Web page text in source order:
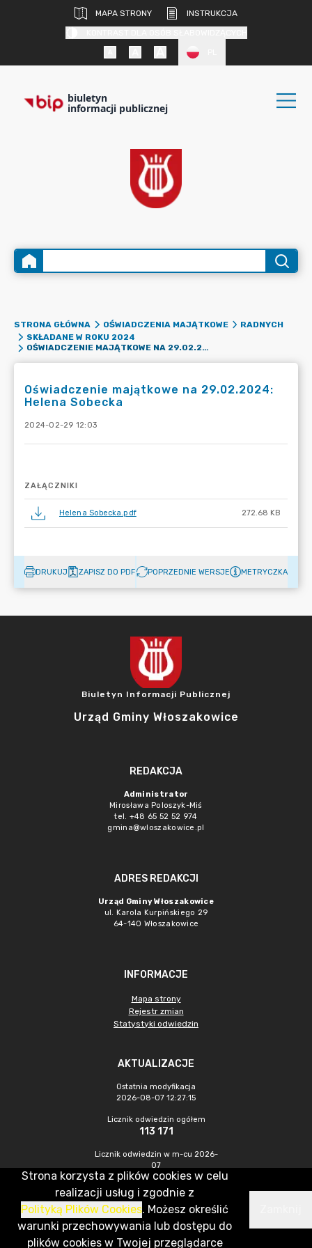
MAPA STRONY
INSTRUKCJA
biuletyn
informacji publicznej
STRONA GŁÓWNA OŚWIADCZENIA MAJĄTKOWE
RADNYCH
SKŁADANE W ROKU 2024
OŚWIADCZENIE MAJĄTKOWE NA 29.02.2024: HELENA SOBECKA
Oświadczenie majątkowe na 29.02.2024:
Helena Sobecka
2024-02-29 12:03
ZAŁĄCZNIKI
Helena Sobecka.pdf 272.68 KB
DRUKUJ ZAPISZ DO PDF POPRZEDNIE WERSJE METRYCZKA
Biuletyn Informacji Publicznej
Urząd Gminy Włoszakowice
REDAKCJA
Administrator
Mirosława Poloszyk-Miś
tel. +48 65 52 52 974
gmina@wloszakowice.pl
ADRES REDAKCJI
Urząd Gminy Włoszakowice
ul. Karola Kurpińskiego 29
64-140 Włoszakowice
INFORMACJE
Mapa strony
Rejestr zmian
Statystyki odwiedzin
AKTUALIZACJE
Ostatnia modyfikacja
2026-08-07 12:27:15
Licznik odwiedzin ogółem
113 171
Licznik odwiedzin w m-cu 2026-
07
501
CMS & Hosting: Nefeni Sp. z o.o.
Strona korzysta z plików cookies w celu
realizacji usług i zgodnie z
Polityką Plików Cookies. Możesz określić
warunki przechowywania lub dostępu do
plików cookies w Twojej przeglądarce